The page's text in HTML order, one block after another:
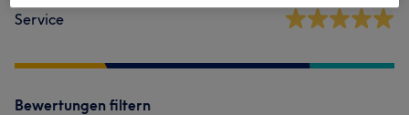
Service
Bewertungen filtern